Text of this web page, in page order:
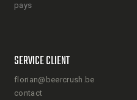
pays
SERVICE CLIENT
florian@beercrush.be
contact